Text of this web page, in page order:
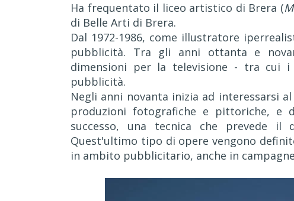
Ha frequentato il liceo artistico di Brera (
di Belle Arti di Brera.
Dal 1972-1986, come illustratore
pubblicità. Tra gli anni ottanta e
dimensioni per la televisione - tra cui
pubblicità.
Negli anni novanta inizia ad interessarsi
produzioni fotografiche e pittoriche, e
successo, una tecnica che prevede
Quest'ultimo tipo di opere vengono
in ambito pubblicitario, anche in